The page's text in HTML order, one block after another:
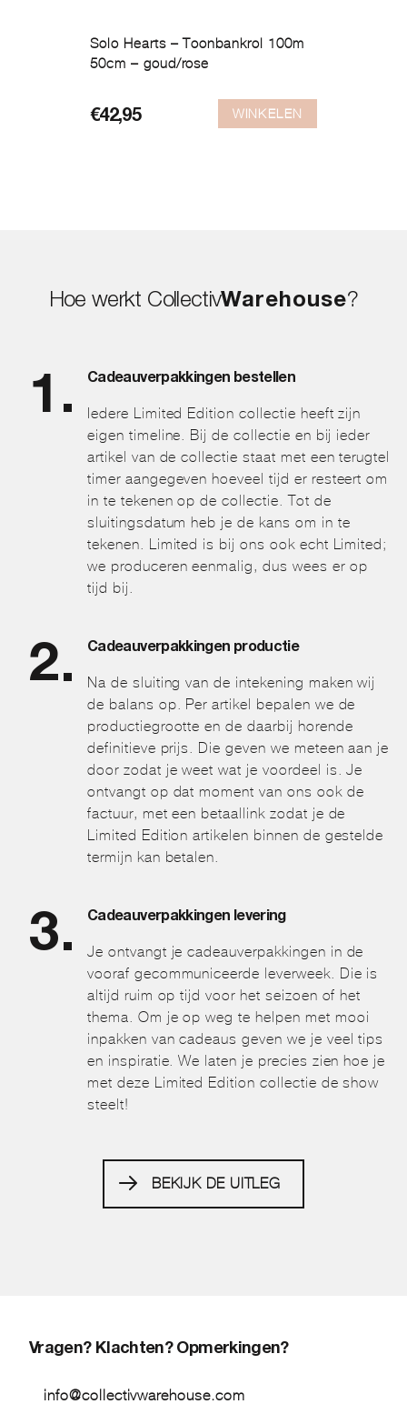
Solo Hearts – Toonbankrol 100m
50cm – goud/rose
€42,95 WINKELEN
Hoe werkt CollectivWarehouse?
Cadeauverpakkingen bestellen
Iedere Limited Edition collectie heeft zijn
eigen timeline. Bij de collectie en bij ieder
artikel van de collectie staat met een terugtel
timer aangegeven hoeveel tijd er resteert om
in te tekenen op de collectie. Tot de
sluitingsdatum heb je de kans om in te
tekenen. Limited is bij ons ook echt Limited;
we produceren eenmalig, dus wees er op
tijd bij.
Cadeauverpakkingen productie
Na de sluiting van de intekening maken wij
de balans op. Per artikel bepalen we de
productiegrootte en de daarbij horende
definitieve prijs. Die geven we meteen aan je
door zodat je weet wat je voordeel is. Je
ontvangt op dat moment van ons ook de
factuur, met een betaallink zodat je de
Limited Edition artikelen binnen de gestelde
termijn kan betalen.
Cadeauverpakkingen levering
Je ontvangt je cadeauverpakkingen in de
vooraf gecommuniceerde leverweek. Die is
altijd ruim op tijd voor het seizoen of het
thema. Om je op weg te helpen met mooi
inpakken van cadeaus geven we je veel tips
en inspiratie. We laten je precies zien hoe je
met deze Limited Edition collectie de show
steelt!
BEKIJK DE UITLEG
Vragen? Klachten? Opmerkingen?
info@collectivwarehouse.com